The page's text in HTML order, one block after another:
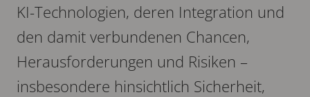
KI-Technologien, deren Integration und
den damit verbundenen Chancen,
Herausforderungen und Risiken –
insbesondere hinsichtlich Sicherheit,